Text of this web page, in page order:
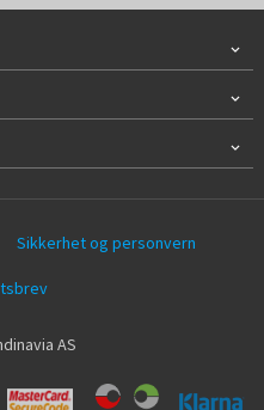
Sikkerhet og personvern
AS